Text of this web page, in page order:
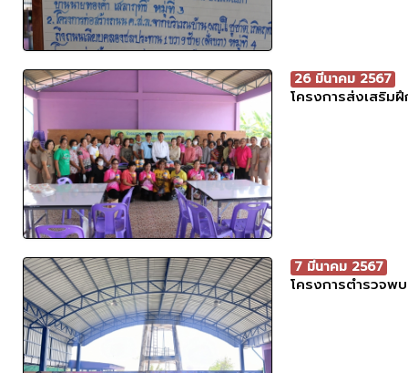
26 มีนาคม 2567
โครงการส่งเสริ
7 มีนาคม 2567
โครงการตำรวจพ